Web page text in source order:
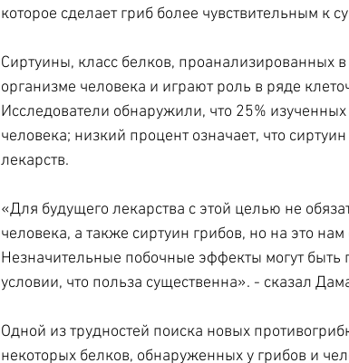
которое сделает гриб более чувствительным к
Сиртуины, класс белков, проанализированных
организме человека и играют роль в ряде
Исследователи обнаружили, что 25%
человека; низкий процент означает, что
лекарств.
«Для будущего лекарства с этой целью не
человека, а также сиртуин грибов, но на это
Незначительные побочные эффекты могут
условии, что польза существенна». - сказал
Одной из трудностей поиска новых
некоторых белков, обнаруженных у грибов и